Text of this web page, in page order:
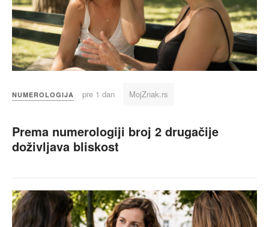
NUMEROLOGIJA pre 1 dan MojZnak.rs
Prema numerologiji broj 2 drugačije
doživljava bliskost